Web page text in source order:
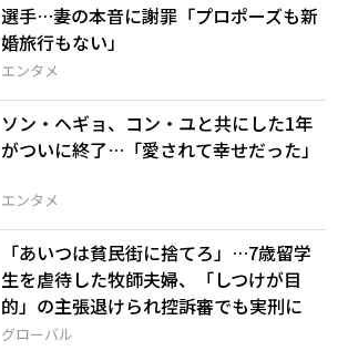
エンタメ
選手…妻の本音に謝罪「プロポーズも新
婚旅行もない」
エンタメ
ソン・ヘギョ、コン・ユと共にした1年
がついに終了…「愛されて幸せだった」
グローバル
「あいつは貧民街に捨てろ」…7歳留学
生を虐待した牧師夫婦、「しつけが目
的」の主張退けられ控訴審でも実刑に